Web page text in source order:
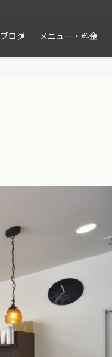
ブログ メニュー・料金